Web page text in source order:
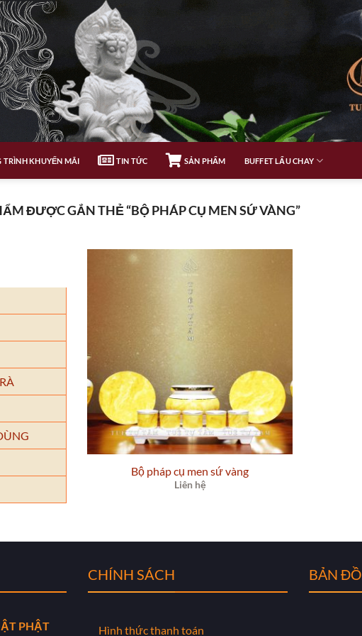
TRÌNH KHUYẾN MÃI TIN TỨC SẢN PHẨM BUFFET LẨU CHAY
ĐƯỢC GẮN THẺ “BỘ PHÁP CỤ MEN SỨ VÀNG”
Bộ pháp cụ men sứ vàng
Liên hệ
PHẬT
CHÍNH SÁCH
Hình thức thanh toán
BẢN ĐỒ